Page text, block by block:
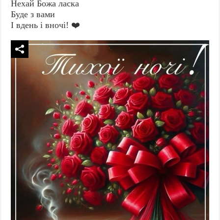
Нехай Божа ласка
Буде з вами
І вдень і вночі! ❤️